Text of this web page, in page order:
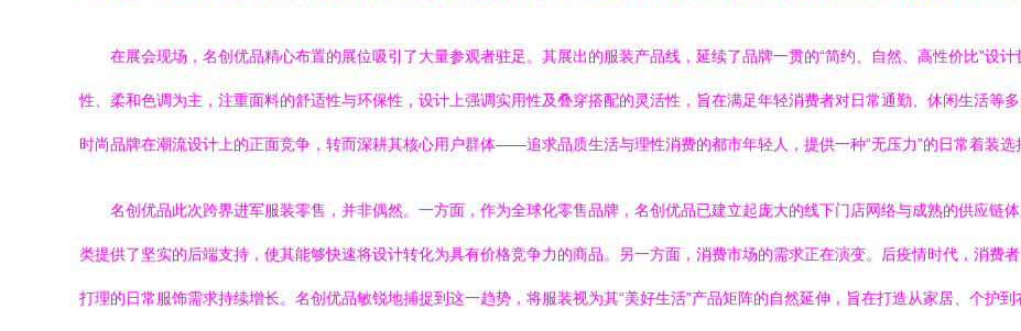
在展会现场，名创优品精心布置的展位吸引了大量参观者驻足。其展出的服装产品线，延续了品牌一贯的“简约、自然、高性价比”设
性、柔和色调为主，注重面料的舒适性与环保性，设计上强调实用性及叠穿搭配的灵活性，旨在满足年轻消费者对日常通勤、休闲生活等
时尚品牌在潮流设计上的正面竞争，转而深耕其核心用户群体——追求品质生活与理性消费的都市年轻人，提供一种“无压力”的日常着装选
名创优品此次跨界进军服装零售，并非偶然。一方面，作为全球化零售品牌，名创优品已建立起庞大的线下门店网络与成熟的供应链
类提供了坚实的后端支持，使其能够快速将设计转化为具有价格竞争力的商品。另一方面，消费市场的需求正在演变。后疫情时代，消费
打理的日常服饰需求持续增长。名创优品敏锐地捕捉到这一趋势，将服装视为其“美好生活”产品矩阵的自然延伸，旨在打造从家居、个护到